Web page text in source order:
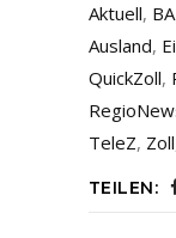
Aktuell,
Ausland,
QuickZoll,
TeleZ, Zoll
TEILEN: